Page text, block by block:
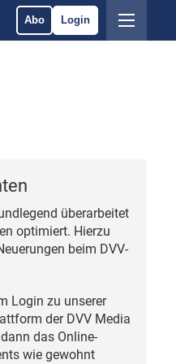
Abo Login
überarbeitet
optimiert. Hierzu
beim DVV-
Login zu unserer
der DVV Media
das Online-
wie gewohnt